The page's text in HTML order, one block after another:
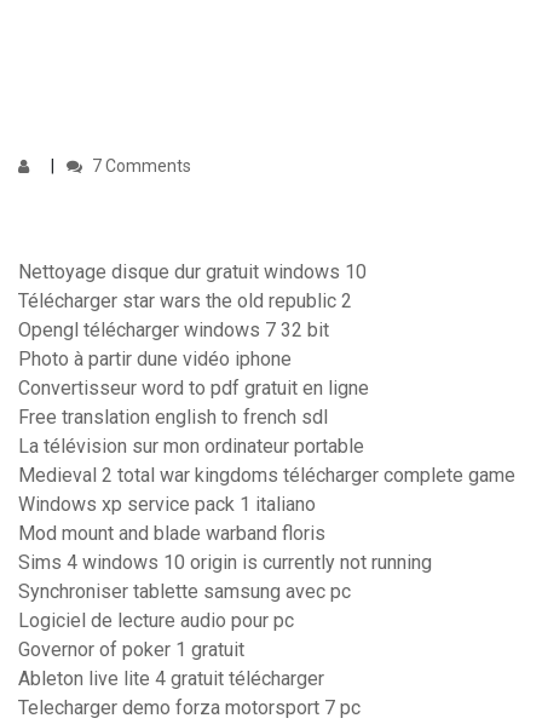
7 Comments
Nettoyage disque dur gratuit windows 10
Télécharger star wars the old republic 2
Opengl télécharger windows 7 32 bit
Photo à partir dune vidéo iphone
Convertisseur word to pdf gratuit en ligne
Free translation english to french sdl
La télévision sur mon ordinateur portable
Medieval 2 total war kingdoms télécharger complete game
Windows xp service pack 1 italiano
Mod mount and blade warband floris
Sims 4 windows 10 origin is currently not running
Synchroniser tablette samsung avec pc
Logiciel de lecture audio pour pc
Governor of poker 1 gratuit
Ableton live lite 4 gratuit télécharger
Telecharger demo forza motorsport 7 pc